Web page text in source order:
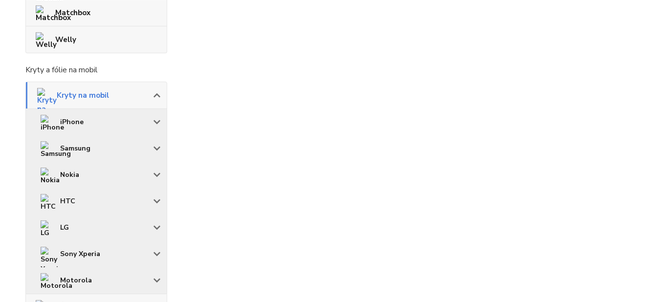
Matchbox
Welly
Kryty a fólie na mobil
Kryty na mobil
iPhone
Samsung
Nokia
HTC
LG
Sony Xperia
Motorola